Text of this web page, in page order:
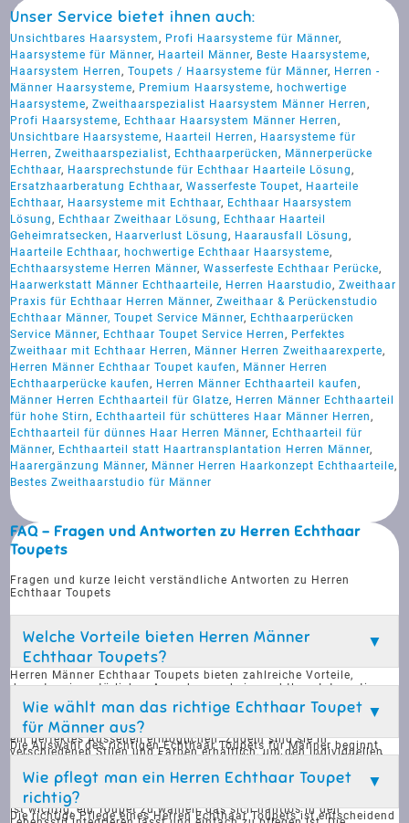
Unser Service bietet ihnen auch:
Unsichtbares Haarsystem, Profi Haarsysteme für Männer,
Haarsysteme für Männer, Haarteil Männer, Beste Haarsysteme,
Haarsystem Herren,Toupets / Haarsysteme für Männer, Herren -
Männer Haarsysteme, Premium Haarsysteme,hochwertige
Haarsysteme,Zweithaarspezialist Haarsystem Männer Herren,
Profi Haarsysteme, Echthaar Haarsystem Männer Herren,
Unsichtbare Haarsysteme, Haarteil Herren, Haarsysteme für
Herren,Zweithaarspezialist, Echthaarperücken, Männerperücke
Echthaar, Haarsprechstunde für Echthaar Haarteile Lösung,
Ersatzhaarberatung Echthaar,Wasserfeste Toupet, Haarteile
Echthaar, Haarsysteme mit Echthaar, Echthaar Haarsystem
Lösung, Echthaar Zweithaar Lösung, Echthaar Haarteil
Geheimratsecken, Haarverlust Lösung, Haarausfall Lösung,
Haarteile Echthaar,hochwertige Echthaar Haarsysteme,
Echthaarsysteme Herren Männer,Wasserfeste Echthaar Perücke,
Haarwerkstatt Männer Echthaarteile, Herren Haarstudio,Zweithaar
Praxis für Echthaar Herren Männer,Zweithaar & Perückenstudio
Echthaar Männer, Toupet Service Männer, Echthaarperücken
Service Männer, Echthaar Toupet Service Herren, Perfektes
Zweithaar mit Echthaar Herren, Männer Herren Zweithaarexperte,
Herren Männer Echthaar Toupet kaufen, Männer Herren
Echthaarperücke kaufen, Herren Männer Echthaarteil kaufen,
Männer Herren Echthaarteil für Glatze, Herren Männer Echthaarteil
für hohe Stirn, Echthaarteil für schütteres Haar Männer Herren,
Echthaarteil für dünnes Haar Herren Männer, Echthaarteil für
Männer, Echthaarteil statt Haartransplantation Herren Männer,
Haarergänzung Männer, Männer Herren Haarkonzept Echthaarteile,
Bestes Zweithaarstudio für Männer
FAQ - Fragen und Antworten zu Herren Echthaar
Toupets
Fragen und kurze leicht verständliche Antworten zu Herren
Echthaar Toupets
Welche Vorteile bieten Herren Männer
Echthaar Toupets?
Herren Männer Echthaar Toupets bieten zahlreiche Vorteile,
darunter ein natürliches Aussehen und eine nahtlose Integration
mit dem eigenen Haar. Sie sind speziell entwickelt, um diskret
getragen zu werden und erfordern eine einfache Pflege. Diese
Toupets helfen dabei, das Selbstvertrauen zu stärken, indem sie
ein perfektes Aussehen ermöglichen. Zudem sind sie in
verschiedenen Stilen und Farben erhältlich, um den individuellen
Materialien sorgen für Langlebigkeit und Komfort im Alltag.
Wie wählt man das richtige Echthaar Toupet
für Männer aus?
Die Auswahl des richtigen Echthaar Toupets für Männer beginnt
mit einer professionellen Beratung, um den individuellen Stil und
die spezifischen Bedürfnisse zu ermitteln. Unsere erfahrenen
Experten helfen dabei, die passende Farbe, Dichte und den Schnitt
auszuwählen, um ein natürliches Aussehen zu gewährleisten. Es
ist wichtig, ein Toupet zu wählen, das sich nahtlos in den
Wie pflegt man ein Herren Echthaar Toupet
richtig?
Die richtige Pflege eines Herren Echthaar Toupets ist entscheidend